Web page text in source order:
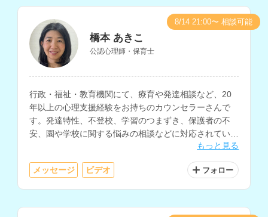
橋本 あきこ
公認心理師・保育士
行政・福祉・教育機関にて、療育や発達相談など、20
年以上の心理支援経験をお持ちのカウンセラーさんで
す。発達特性、不登校、学習のつまずき、保護者の不
安、園や学校に関する悩みの相談などに対応されていま
もっと見る
メッセージ ビデオ フォロー
8/14 21:00〜 相談可能